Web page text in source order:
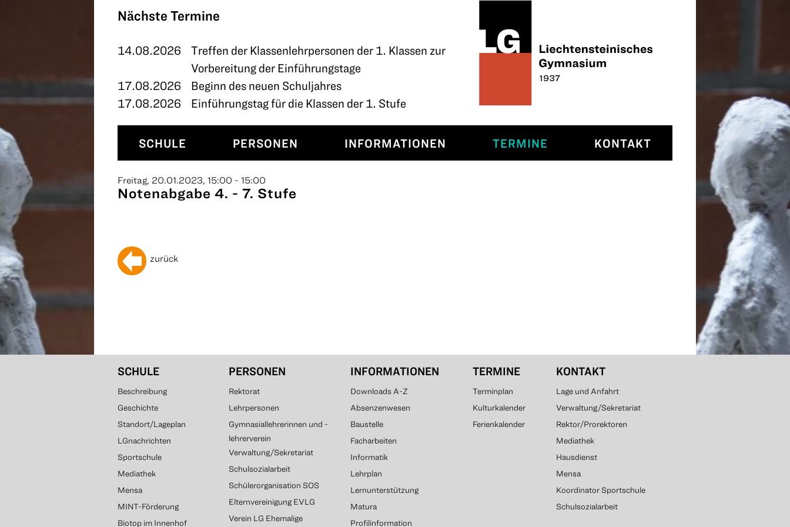
Nächste Termine
14.08.2026
Treffen der Klassenlehrpersonen der 1. Klassen zur
Vorbereitung der Einführungstage
17.08.2026
Beginn des neuen Schuljahres
17.08.2026
Einführungstag für die Klassen der 1. Stufe
SCHULE PERSONEN INFORMATIONEN TERMINE KONTAKT
Freitag, 20.01.2023, 15:00 - 15:00
Notenabgabe 4. - 7. Stufe
zurück
SCHULE
Beschreibung
Geschichte
Standort/Lageplan
LGnachrichten
Sportschule
Mediathek
Mensa
MINT-Förderung
Biotop im Innenhof
PERSONEN
Rektorat
Lehrpersonen
Gymnasiallehrerinnen und -
lehrerverein
Verwaltung/Sekretariat
Schulsozialarbeit
Schülerorganisation SOS
Elternvereinigung EVLG
Verein LG Ehemalige
INFORMATIONEN
Downloads A-Z
Absenzenwesen
Baustelle
Facharbeiten
Informatik
Lehrplan
Lernunterstützung
Matura
Profilinformation
TERMINE
Terminplan
Kulturkalender
Ferienkalender
KONTAKT
Lage und Anfahrt
Verwaltung/Sekretariat
Rektor/Prorektoren
Mediathek
Hausdienst
Mensa
Koordinator Sportschule
Schulsozialarbeit